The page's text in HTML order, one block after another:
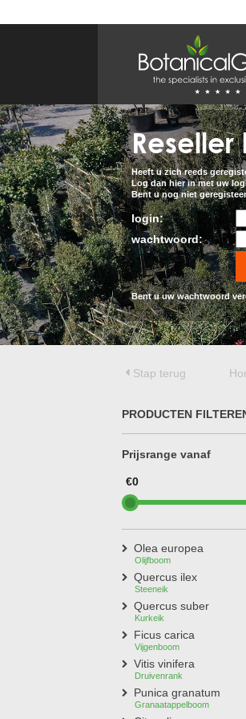
WERKGEBIEDEN &
Olijfboomspecialist
OLIJFBOOMSPECIALIST.NL
OLIJFBOOMSPECIALIST.BE
LESPECIALISTEDESOLIVIERS.FR
OLIVENBAUM.DE
DRZEWAOLIWNE.PL
OLIVETREESPECIALIST.COM
Bomen
BOMEN.NL
GROENBLIJVENDEBOMEN.NL
GROENBLIJVENDEBOMEN.BE
PALMBOMENSPECIALIST.NL
IMMERGRUENEBAEUME.DE
Botanicalgroup
BOTANICALGROUP.EU
BOTANICALGROUP.DE
BOTANICALGROUP.BE
Treesafe
TERRACOTTA.NL
TERRACOTTA.BE
Reseller
Heeft u zich reeds
Log dan hier in met uw
Bent u nog niet
login:
wachtwoord:
Bent u uw wachtwoord
Stap terug
PRODUCTEN
Prijsrange vanaf
€0
Olea europea
Olijfboom
Quercus ilex
Steeneik
Quercus suber
Kurkeik
Ficus carica
Vijgenboom
Vitis vinifera
Druivenrank
Punica granatum
Granaatappelboom